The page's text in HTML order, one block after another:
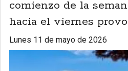
comienzo de la
hacia el viernes
lunes 11 de mayo de 2026